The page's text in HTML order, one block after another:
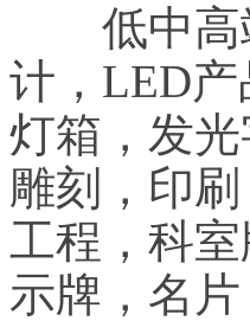
低中高端
计，LED
灯箱，发
雕刻，印
工程，科
示牌，名